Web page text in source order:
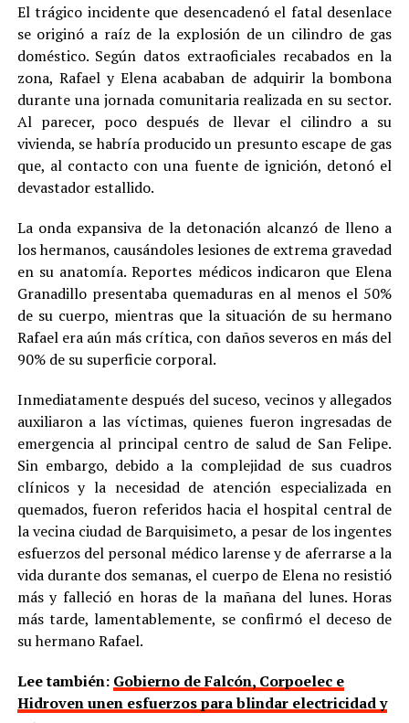
El trágico incidente que desencadenó el fatal desenlace
se originó a raíz de la explosión de un cilindro de gas
doméstico. Según datos extraoficiales recabados en la
zona, Rafael y Elena acababan de adquirir la bombona
durante una jornada comunitaria realizada en su sector.
Al parecer, poco después de llevar el cilindro a su
vivienda, se habría producido un presunto escape de gas
que, al contacto con una fuente de ignición, detonó el
devastador estallido.
La onda expansiva de la detonación alcanzó de lleno a
los hermanos, causándoles lesiones de extrema gravedad
en su anatomía. Reportes médicos indicaron que Elena
Granadillo presentaba quemaduras en al menos el 50%
de su cuerpo, mientras que la situación de su hermano
Rafael era aún más crítica, con daños severos en más del
90% de su superficie corporal.
Inmediatamente después del suceso, vecinos y allegados
auxiliaron a las víctimas, quienes fueron ingresadas de
emergencia al principal centro de salud de San Felipe.
Sin embargo, debido a la complejidad de sus cuadros
clínicos y la necesidad de atención especializada en
quemados, fueron referidos hacia el hospital central de
la vecina ciudad de Barquisimeto, a pesar de los ingentes
esfuerzos del personal médico larense y de aferrarse a la
vida durante dos semanas, el cuerpo de Elena no resistió
más y falleció en horas de la mañana del lunes. Horas
más tarde, lamentablemente, se confirmó el deceso de
su hermano Rafael.
Lee también: Gobierno de Falcón, Corpoelec e
Hidroven unen esfuerzos para blindar electricidad y